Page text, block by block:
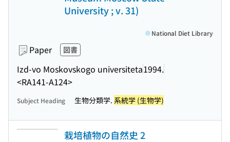
University ; v. 31)
Paper 図書
Izd-vo Moskovskogo universiteta1994.
<RA141-A124>
National Diet Library
Subject Heading 生物分類学. 系統学 (生物学)
栽培植物の自然史 2